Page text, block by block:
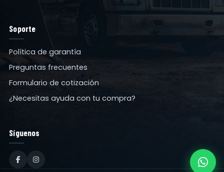
Soporte
Política de garantía
Preguntas frecuentes
Formulario de cotización
¿Necesitas ayuda con tu compra?
Síguenos